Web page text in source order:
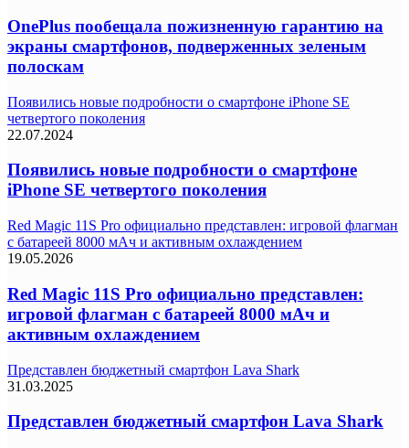
OnePlus пообещала пожизненную гарантию на
экраны смартфонов, подверженных зеленым
полоскам
Появились новые подробности о смартфоне iPhone SE
четвертого поколения
22.07.2024
Появились новые подробности о смартфоне
iPhone SE четвертого поколения
Red Magic 11S Pro официально представлен: игровой флагман
с батареей 8000 мАч и активным охлаждением
19.05.2026
Red Magic 11S Pro официально представлен:
игровой флагман с батареей 8000 мАч и
активным охлаждением
Представлен бюджетный смартфон Lava Shark
31.03.2025
Представлен бюджетный смартфон Lava Shark